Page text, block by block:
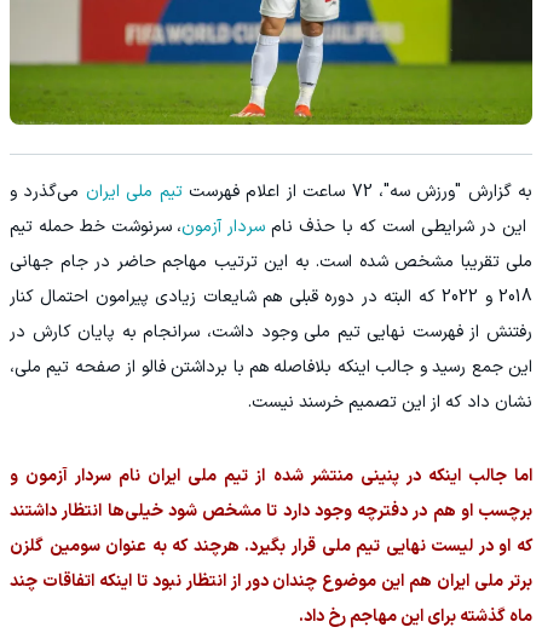
به گزارش "ورزش سه"، 72 ساعت از اعلام فهرست تیم ملی ایران می‌گذرد و
این در شرایطی است که با حذف نام سردار آزمون، سرنوشت خط حمله تیم
ملی تقریبا مشخص شده است. به این ترتیب مهاجم حاضر در جام جهانی
2018 و 2022 که البته در دوره قبلی هم شایعات زیادی پیرامون احتمال کنار
رفتنش از فهرست نهایی تیم ملی وجود داشت، سرانجام به پایان کارش در
این جمع رسید و جالب اینکه بلافاصله هم با برداشتن فالو از صفحه تیم ملی،
نشان داد که از این تصمیم خرسند نیست.
اما جالب اینکه در پنینی منتشر شده از تیم ملی ایران نام سردار آزمون و
برچسب او هم در دفترچه وجود دارد تا مشخص شود خیلی‌ها انتظار داشتند
که او در لیست نهایی تیم ملی قرار بگیرد. هرچند که به عنوان سومین گلزن
برتر ملی ایران هم این موضوع چندان دور از انتظار نبود تا اینکه اتفاقات چند
ماه گذشته برای این مهاجم رخ داد.